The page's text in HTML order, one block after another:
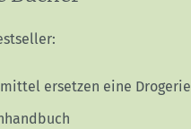
ersetzen eine Drogerie